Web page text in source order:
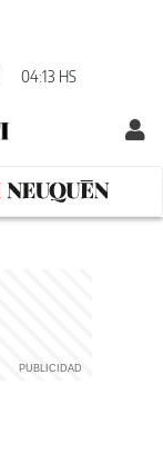
04:13 HS